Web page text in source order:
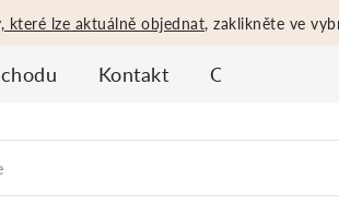
které lze aktuálně objednat, zaklikněte ve
Kontakt Obchodní